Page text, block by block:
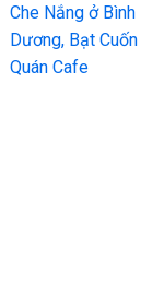
Che Nắng ở Bình
Dương, Bạt Cuốn
Quán Cafe